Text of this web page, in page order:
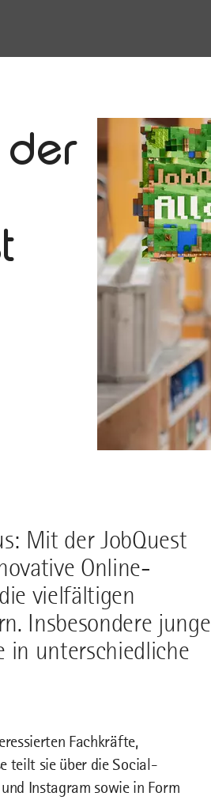
der
Mit der JobQuest
Online-
vielfältigen
Insbesondere junge
in unterschiedliche
Fachkräfte,
teilt sie über die Social-
Instagram sowie in Form